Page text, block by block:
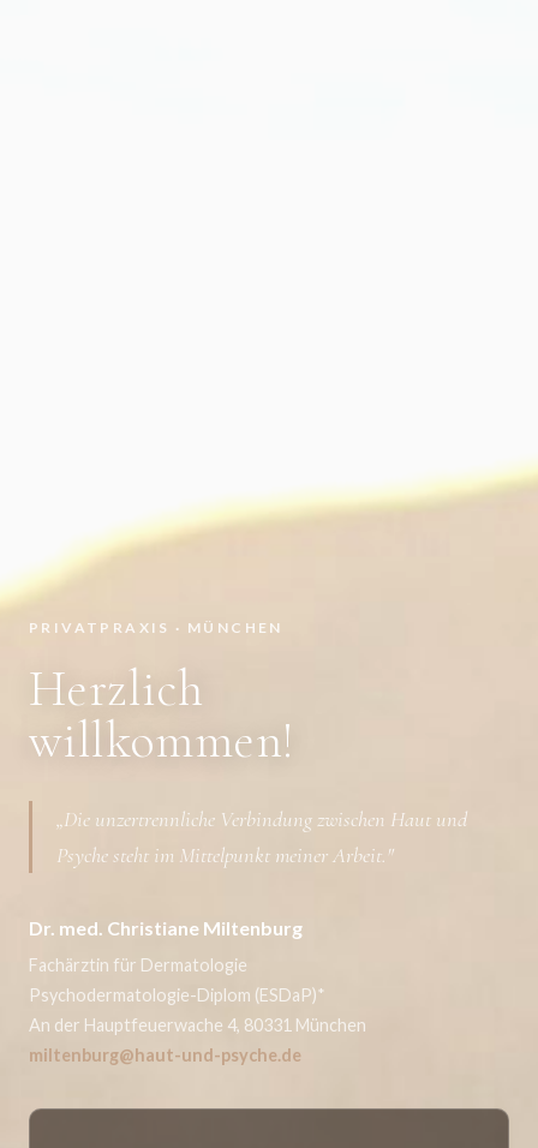
PRIVATPRAXIS · MÜNCHEN
Herzlich
willkommen!
„Die unzertrennliche Verbindung zwischen Haut und
Psyche steht im Mittelpunkt meiner Arbeit."
Dr. med. Christiane Miltenburg
Fachärztin für Dermatologie
Psychodermatologie-Diplom (ESDaP)*
An der Hauptfeuerwache 4, 80331 München
miltenburg@haut-und-psyche.de